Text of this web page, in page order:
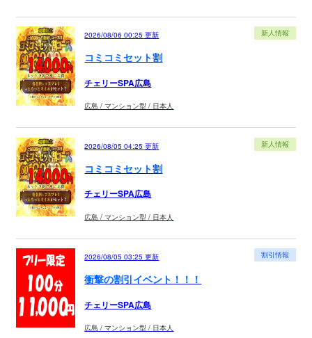
新人情報
2026/08/06 00:25 更新
コミコミセット割
チェリーSPA広島
広島 / マンション型 / 日本人
新人情報
2026/08/05 04:25 更新
コミコミセット割
チェリーSPA広島
広島 / マンション型 / 日本人
割引情報
2026/08/05 03:25 更新
衝撃の割引イベント！！！
チェリーSPA広島
広島 / マンション型 / 日本人